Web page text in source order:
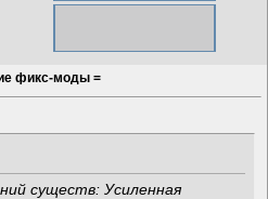
фикс-моды =
существ: Усиленная